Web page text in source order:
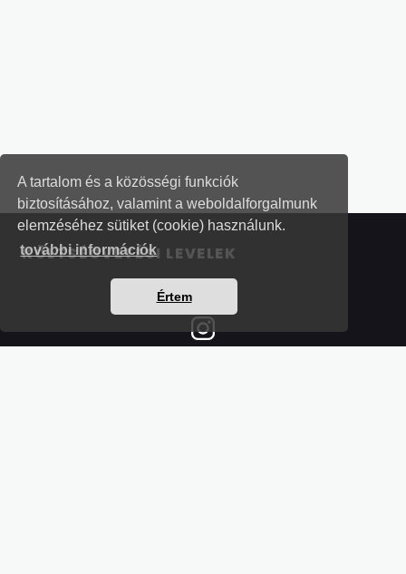
A tartalom és a közösségi funkciók
biztosításához, valamint a weboldalforgalmunk
elemzéséhez sütiket (cookie) használunk.
további információk
Értem
KÖLTSÉGVETÉSI LEVELEK